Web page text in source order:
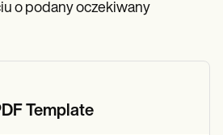
o podany oczekiwany
Template